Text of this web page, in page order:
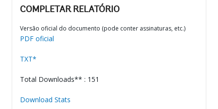
COMPLETAR RELATÓRIO
Versão oficial do documento (pode conter assinaturas, etc.)
PDF oficial
TXT*
Total Downloads** : 151
Download Stats